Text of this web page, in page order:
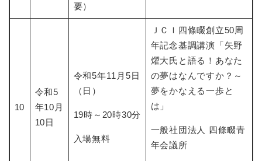
要）
10
令和5
年10月
10日
令和5年11月5日
（日）
19時～20時30分
入場無料
ＪＣＩ四條畷創立50周
年記念基調講演「矢野
燿大氏と語る！あなた
の夢はなんですか？～
夢をかなえる一歩と
は」
一般社団法人 四條畷青
年会議所